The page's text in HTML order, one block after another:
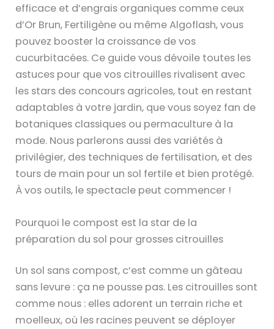
efficace et d’engrais organiques comme ceux
d’Or Brun, Fertiligène ou même Algoflash, vous
pouvez booster la croissance de vos
cucurbitacées. Ce guide vous dévoile toutes les
astuces pour que vos citrouilles rivalisent avec
les stars des concours agricoles, tout en restant
adaptables à votre jardin, que vous soyez fan de
botaniques classiques ou permaculture à la
mode. Nous parlerons aussi des variétés à
privilégier, des techniques de fertilisation, et des
tours de main pour un sol fertile et bien protégé.
À vos outils, le spectacle peut commencer !
Pourquoi le compost est la star de la
préparation du sol pour grosses citrouilles
Un sol sans compost, c’est comme un gâteau
sans levure : ça ne pousse pas. Les citrouilles sont
comme nous : elles adorent un terrain riche et
moelleux, où les racines peuvent se déployer